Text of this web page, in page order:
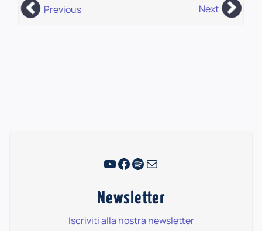
Previous Next
YouTube
Facebook
Spotify
Email
Newsletter
Iscriviti alla nostra newsletter